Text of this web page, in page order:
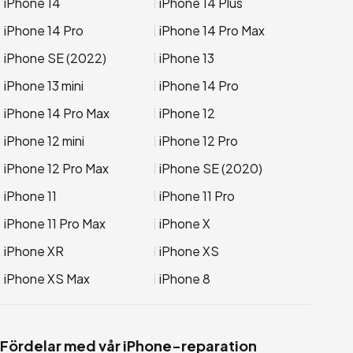
iPhone 14 Pro
iPhone 14 Pro Max
iPhone SE (2022)
iPhone 13
iPhone 13 mini
iPhone 14 Pro
iPhone 14 Pro Max
iPhone 12
iPhone 12 mini
iPhone 12 Pro
iPhone 12 Pro Max
iPhone SE (2020)
iPhone 11
iPhone 11 Pro
iPhone 11 Pro Max
iPhone X
iPhone XR
iPhone XS
iPhone XS Max
iPhone 8
Fördelar med vår iPhone-reparation